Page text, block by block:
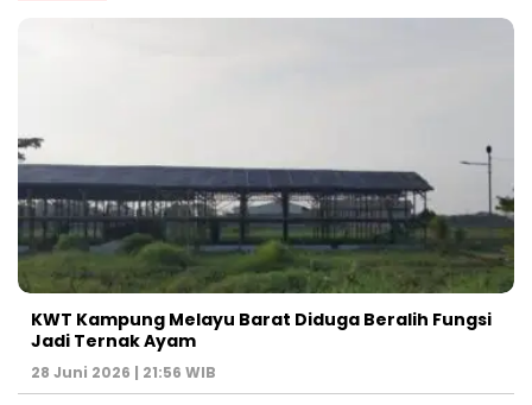
KWT Kampung Melayu Barat Diduga Beralih Fungsi
Jadi Ternak Ayam
28 Juni 2026 | 21:56 WIB